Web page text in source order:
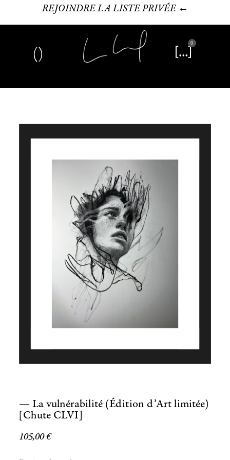
REJOINDRE LA LISTE PRIVÉE ←
0
— La vulnérabilité (Édition d’Art limitée)
[Chute CLVI]
105,00€